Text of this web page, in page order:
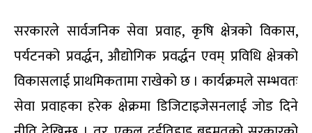
सरकारले सार्वजनिक सेवा प्रवाह, कृषि क्षेत्रको विकास,
पर्यटनको प्रवर्द्धन, औद्योगिक प्रवर्द्धन एवम् प्रविधि क्षेत्रको
विकासलाई प्राथमिकतामा राखेको छ । कार्यक्रमले सम्भवतः
सेवा प्रवाहका हरेक क्षेक्रमा डिजिटाइजेसनलाई जोड दिने